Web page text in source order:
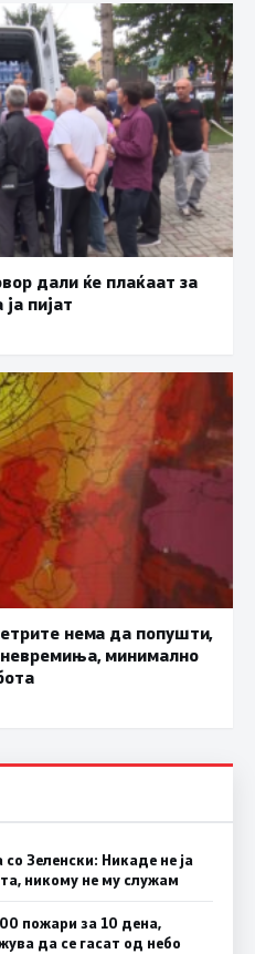
дали ќе плаќаат за
пијат
нема да попушти,
минимално
Зеленски: Никаде не ја
никому не му служам
пожари за 10 дена,
да се гасат од небо